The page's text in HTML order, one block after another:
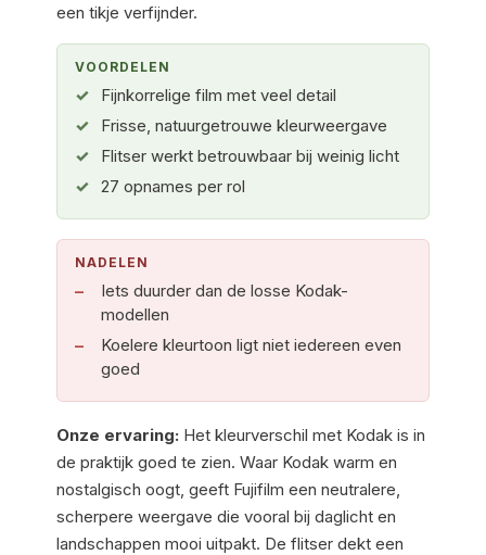
een tikje verfijnder.
VOORDELEN
Fijnkorrelige film met veel detail
Frisse, natuurgetrouwe kleurweergave
Flitser werkt betrouwbaar bij weinig licht
27 opnames per rol
NADELEN
Iets duurder dan de losse Kodak-
modellen
Koelere kleurtoon ligt niet iedereen even
goed
Onze ervaring: Het kleurverschil met Kodak is in
de praktijk goed te zien. Waar Kodak warm en
nostalgisch oogt, geeft Fujifilm een neutralere,
scherpere weergave die vooral bij daglicht en
landschappen mooi uitpakt. De flitser dekt een